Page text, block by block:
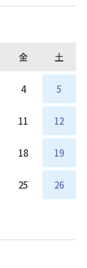
金 土
4 5
11 12
18 19
25 26